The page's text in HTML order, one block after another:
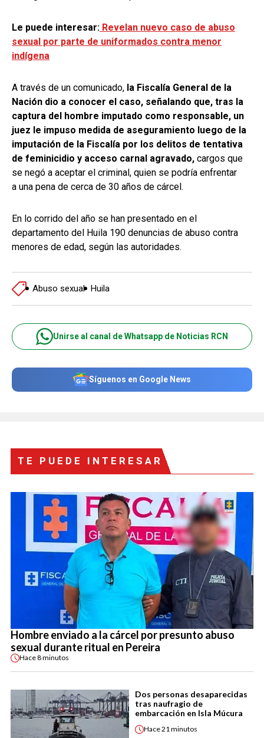
Le puede interesar: Revelan nuevo caso de abuso
sexual por parte de uniformados contra menor
indígena
A través de un comunicado, la Fiscalía General de la
Nación dio a conocer el caso, señalando que, tras la
captura del hombre imputado como responsable, un
juez le impuso medida de aseguramiento luego de la
imputación de la Fiscalía por los delitos de tentativa
de feminicidio y acceso carnal agravado, cargos que
se negó a aceptar el criminal, quien se podría enfrentar
a una pena de cerca de 30 años de cárcel.
En lo corrido del año se han presentado en el
departamento del Huila 190 denuncias de abuso contra
menores de edad, según las autoridades.
Abuso sexual Huila
Unirse al canal de Whatsapp de Noticias RCN
Síguenos en Google News
TE PUEDE INTERESAR
Hombre enviado a la cárcel por presunto abuso
sexual durante ritual en Pereira
Hace8 minutos
Dos personas desaparecidas
tras naufragio de
embarcación en Isla Múcura
Hace21 minutos